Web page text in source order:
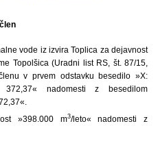
vode iz izvira Toplica za dejavnost
Topolšica (Uradni list RS, št. 87/15,
v prvem odstavku besedilo »X:
nadomesti z besedilom
»398.000 m3/leto« nadomesti z